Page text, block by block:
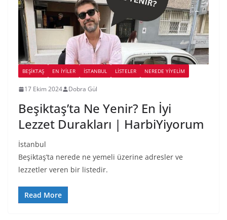
BEŞIKTAŞ EN İYILER İSTANBUL LİSTELER NEREDE YİYELİM
17 Ekim 2024 Dobra Gül
Beşiktaş’ta Ne Yenir? En İyi
Lezzet Durakları | HarbiYiyorum
İstanbul
Beşiktaş’ta nerede ne yemeli üzerine adresler ve
lezzetler veren bir listedir.
Read More